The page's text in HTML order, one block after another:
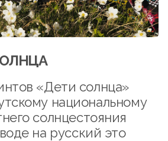
«Дети солнца»
национальному
солнцестояния
на русский это